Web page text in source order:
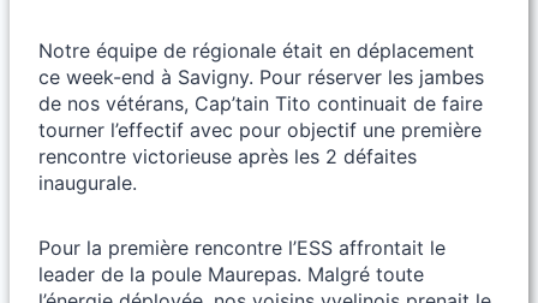
Notre équipe de régionale était en déplacement
ce week-end à Savigny. Pour réserver les jambes
de nos vétérans, Cap’tain Tito continuait de faire
tourner l’effectif avec pour objectif une première
rencontre victorieuse après les 2 défaites
inaugurale.
Pour la première rencontre l’ESS affrontait le
leader de la poule Maurepas. Malgré toute